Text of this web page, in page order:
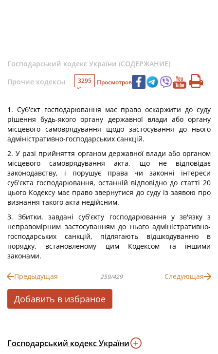
Господарський кодекс України (СОДЕРЖАНИЕ)
Прочие кодексы
3295 Просмотров
1. Суб'єкт господарювання має право оскаржити до суду
рішення будь-якого органу державної влади або органу
місцевого самоврядування щодо застосування до нього
адміністративно-господарських санкцій.
2. У разі прийняття органом державної влади або органом
місцевого самоврядування акта, що не відповідає
законодавству, і порушує права чи законні інтереси
суб'єкта господарювання, останній відповідно до статті 20
цього Кодексу має право звернутися до суду із заявою про
визнання такого акта недійсним.
3. Збитки, завдані суб'єкту господарювання у зв'язку з
неправомірним застосуванням до нього адміністративно-
господарських санкцій, підлягають відшкодуванню в
порядку, встановленому цим Кодексом та іншими
законами.
Предыдущая 259/429 Следующая
Добавить в избраное
Господарський кодекс України